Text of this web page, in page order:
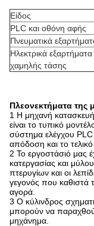
Είδος
PLC και οθόνη αφής
Πνευματικά
Ηλεκτρικά εξαρτήματα
χαμηλής τάσης
Πλεονεκτήματα της
1 Η μηχανή
είναι το τυπικό
σύστημα ελέγχου
απόδοση και το
2 Το εργοστάσιό μας
κατεργασίας και
πτερυγίων και οι
γεγονός που καθιστά
αγορά.
3 Ο κύλινδρος
μπορούν να
μηχάνημα.